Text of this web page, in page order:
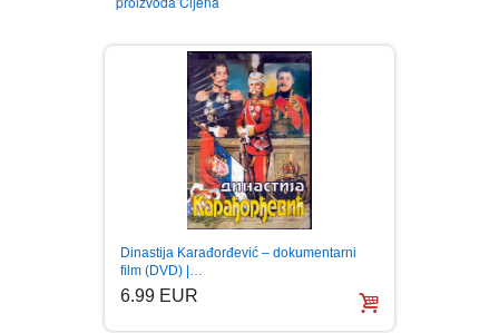
AUTOBIOGRAFIJA
AVANTURISTIČKI
BIOGRAFIJA
BOJANKE ZA ODRASLE
NARODNA
ZABAVNA
NEGA TELA
BECUTAN
PAVLODERM
Dinastija Karađorđević – dokumentarni
film (DVD) |…
6.99 EUR